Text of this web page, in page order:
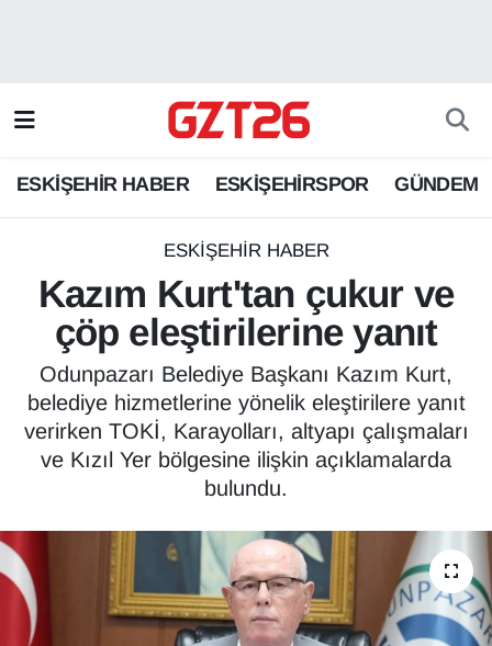
ESKİŞEHİR HABER ESKİŞEHİRSPOR GÜNDEM
ESKİŞEHİR HABER
Kazım Kurt'tan çukur ve
çöp eleştirilerine yanıt
Odunpazarı Belediye Başkanı Kazım Kurt,
belediye hizmetlerine yönelik eleştirilere yanıt
verirken TOKİ, Karayolları, altyapı çalışmaları
ve Kızıl Yer bölgesine ilişkin açıklamalarda
bulundu.
ESKİŞEHİRSPOR
GÜNDEM
Odunpazarı Trafik Yoğunluk Haritası
Süper Lig Puan Durumu ve Fikstür
Tüm Manşetler
Son Dakika Haberleri
Haber Arşivi